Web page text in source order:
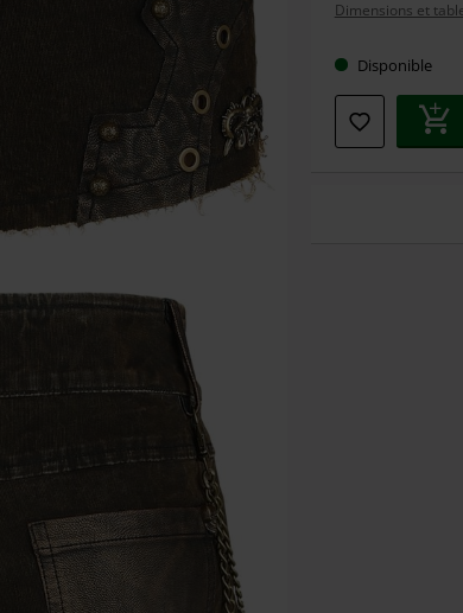
taille
Dimensions et
Disponible